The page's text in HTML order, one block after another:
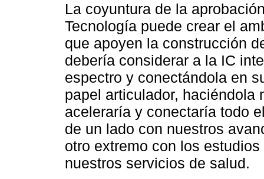
La coyuntura de la
Tecnología puede crear el
que apoyen la construcción
debería considerar a la IC
espectro y conectándola en
papel articulador, haciéndola
aceleraría y conectaría todo
de un lado con nuestros
otro extremo con los
nuestros servicios de salud.